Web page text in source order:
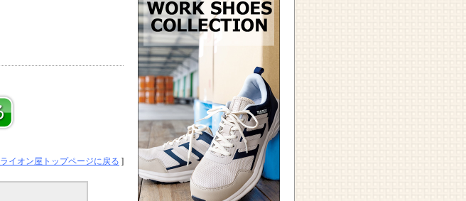
ライオン屋トップページに戻る ]